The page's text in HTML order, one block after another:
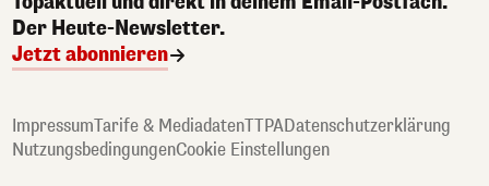
Der Heute-Newsletter.
Jetzt abonnieren
ImpressumTarife & MediadatenTTPADatenschutzerklärung
NutzungsbedingungenCookie Einstellungen